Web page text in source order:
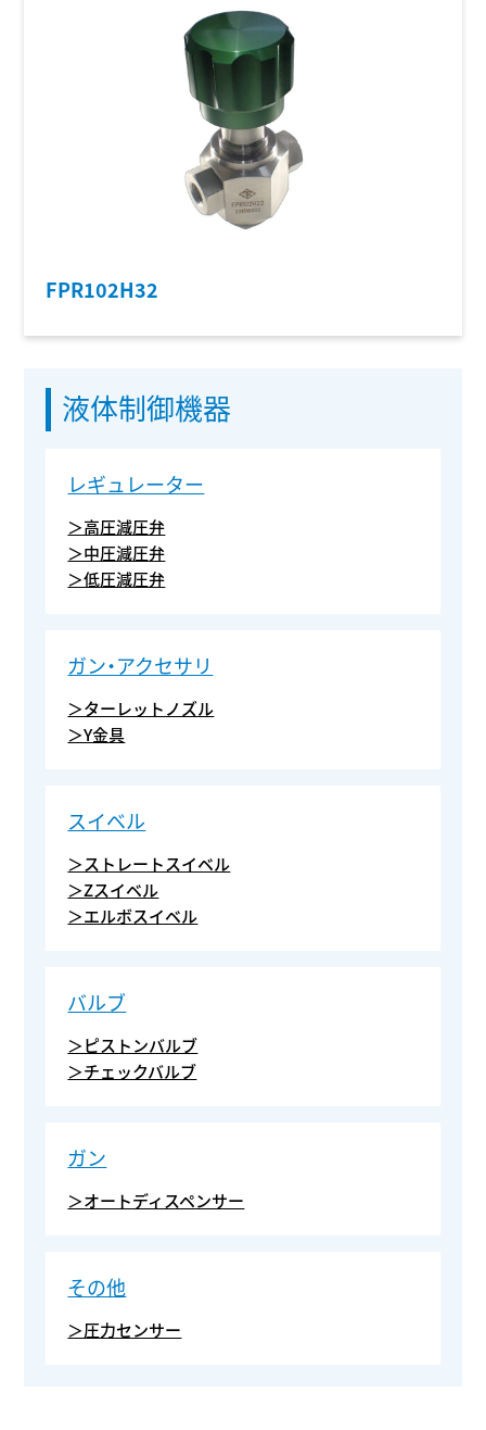
FPR102H32
液体制御機器
レギュレーター
＞高圧減圧弁
＞中圧減圧弁
＞低圧減圧弁
ガン・アクセサリ
＞ターレットノズル
＞Y金具
スイベル
＞ストレートスイベル
＞Zスイベル
＞エルボスイベル
バルブ
＞ピストンバルブ
＞チェックバルブ
ガン
＞オートディスペンサー
その他
＞圧力センサー